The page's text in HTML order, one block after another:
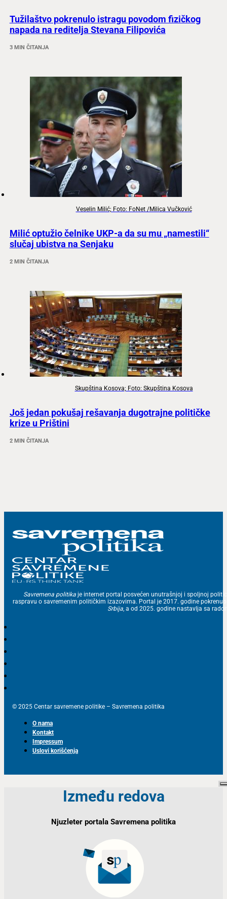
Tužilaštvo pokrenulo istragu povodom fizičkog
napada na reditelja Stevana Filipovića
3 MIN ČITANJA
Veselin Milić; Foto: FoNet /Milica Vučković
Milić optužio čelnike UKP-a da su mu „namestili“
slučaj ubistva na Senjaku
2 MIN ČITANJA
Skupština Kosova; Foto: Skupština Kosova
Još jedan pokušaj rešavanja dugotrajne političke
krize u Prištini
2 MIN ČITANJA
Savremena politika je internet portal posvećen unutrašnjoj i spoljnoj
raspravu o savremenim političkim izazovima. Portal je 2017. godine
Srbija, a od 2025. godine nastavlja sa
© 2025 Centar savremene politike – Savremena politika
O nama
Kontakt
Impressum
Uslovi korišćenja
Između redova
Njuzleter portala Savremena politika